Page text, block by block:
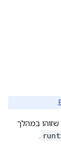
שזוהו במהלך
.